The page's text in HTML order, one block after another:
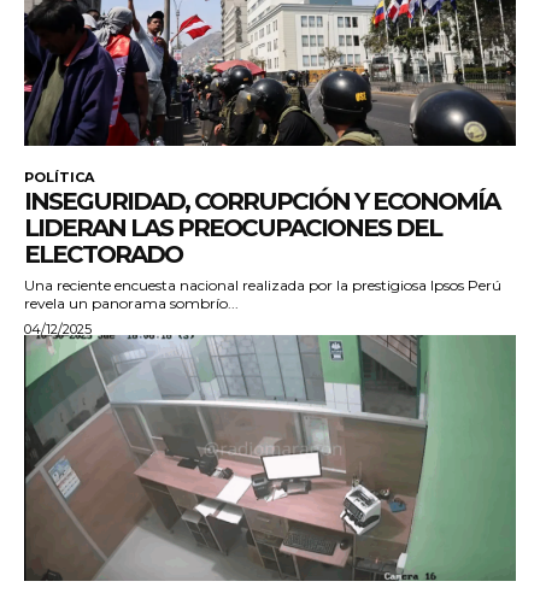
POLÍTICA
INSEGURIDAD, CORRUPCIÓN Y ECONOMÍA
LIDERAN LAS PREOCUPACIONES DEL
ELECTORADO
Una reciente encuesta nacional realizada por la prestigiosa Ipsos Perú
revela un panorama sombrío...
04/12/2025